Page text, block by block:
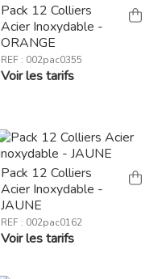
Pack 12 Colliers
Acier Inoxydable -
ORANGE
REF : 002pac0355
Voir les tarifs
Pack 12 Colliers
Acier Inoxydable -
JAUNE
REF : 002pac0162
Voir les tarifs